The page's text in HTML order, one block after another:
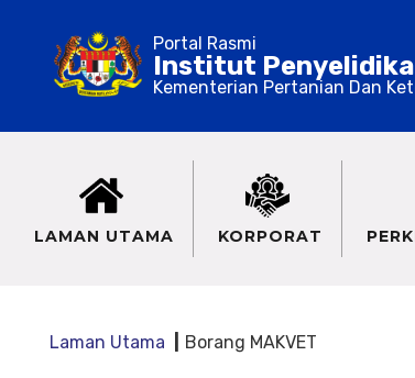
Portal Rasmi
Institut
Kementerian Pertanian Dan
LAMAN UTAMA KORPORAT
Laman Utama Borang MAKVET